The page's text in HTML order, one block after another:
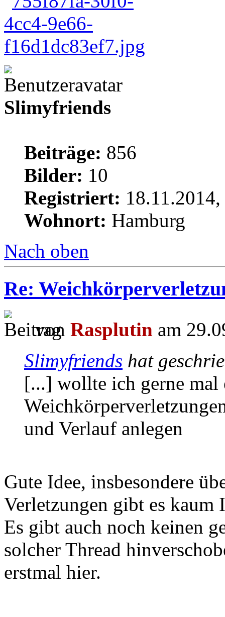
Slimyfriends
Beiträge: 856
Bilder: 10
Registriert:
Wohnort: Hamburg
Nach oben
Re:
von Rasplutin am
Slimyfriends hat
[...] wollte ich gerne mal
und Verlauf anlegen
Gute Idee, insbesondere
Verletzungen gibt es kaum
Es gibt auch noch keinen
solcher Thread
erstmal hier.